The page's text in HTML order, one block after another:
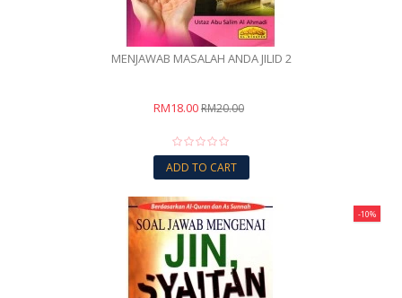
MENJAWAB MASALAH ANDA JILID 2
RM18.00RM20.00
ADD TO CART
-10%